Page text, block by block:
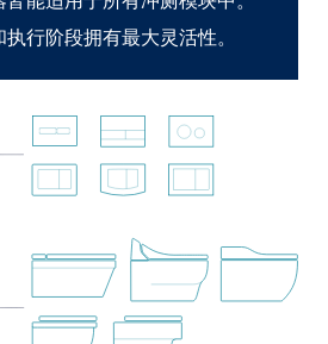
行阶段拥有最大灵活性。